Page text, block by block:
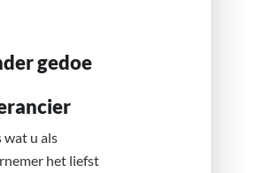
gedoe
wat u als
het liefst